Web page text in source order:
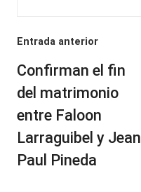
Navegación
de
entradas
Entrada anterior
Confirman el fin
del matrimonio
entre Faloon
Larraguibel y Jean
Paul Pineda